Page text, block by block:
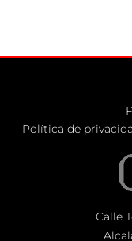
Política de
Calle